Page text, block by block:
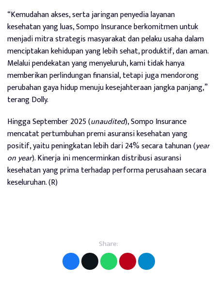
“Kemudahan akses, serta jaringan penyedia layanan
kesehatan yang luas, Sompo Insurance berkomitmen untuk
menjadi mitra strategis masyarakat dan pelaku usaha dalam
menciptakan kehidupan yang lebih sehat, produktif, dan aman.
Melalui pendekatan yang menyeluruh, kami tidak hanya
memberikan perlindungan finansial, tetapi juga mendorong
perubahan gaya hidup menuju kesejahteraan jangka panjang,”
terang Dolly.
Hingga September 2025 (unaudited), Sompo Insurance
mencatat pertumbuhan premi asuransi kesehatan yang
positif, yaitu peningkatan lebih dari 24% secara tahunan (year
on year). Kinerja ini mencerminkan distribusi asuransi
kesehatan yang prima terhadap performa perusahaan secara
keseluruhan. (R)
Share: